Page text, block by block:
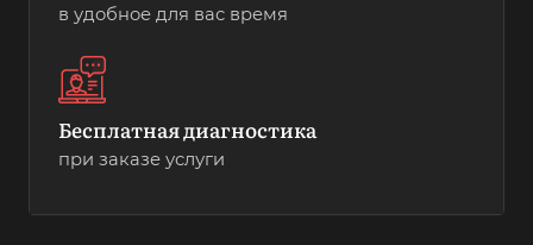
в удобное для вас время
Бесплатная диагностика
при заказе услуги